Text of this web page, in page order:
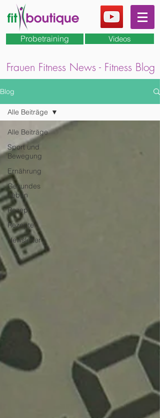
Probetraining Videos
Frauen Fitness News - Fitness Blog
Blog
Alle Beiträge
Sport und
Bewegung
Ernährung
Gesundes
Leben
Rezept
Rezepte
Newsletter
Alle Beiträge